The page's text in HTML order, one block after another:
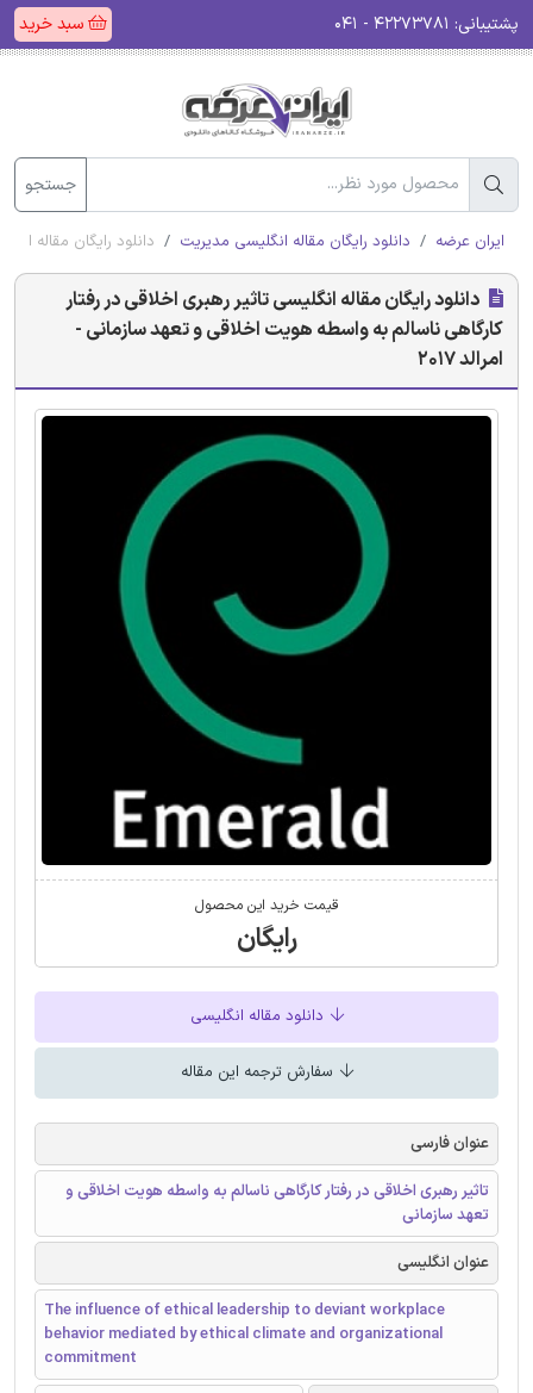
پشتیبانی: سبد خرید
جستجو
ایران عرضه دانلود رایگان مقاله انگلیسی مدیریت دانلود رایگان مقاله
دانلود رایگان مقاله انگلیسی تاثیر رهبری اخلاقی در رفتار
کارگاهی ناسالم به واسطه هویت اخلاقی و تعهد سازمانی -
امرالد 2017
قیمت خرید این محصول
رایگان
دانلود مقاله انگلیسی
سفارش ترجمه این مقاله
عنوان فارسی
تاثیر رهبری اخلاقی در رفتار کارگاهی ناسالم به واسطه هویت اخلاقی و
تعهد سازمانی
عنوان انگلیسی
The influence of ethical leadership to deviant workplace
behavior mediated by ethical climate and organizational
commitment